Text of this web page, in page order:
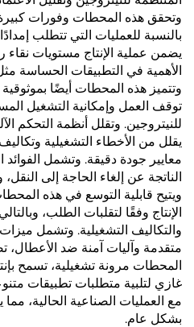
وتحقق هذه المحطات وفورات
بالنسبة للعمليات التي تتطلب
يضمن عملية الإنتاج مستويات نقاء
الأهمية في التطبيقات الحساسة مثل
وتتميز هذه المحطات أيضًا
توقف العمل وإمكانية التشغيل
للنيتروجين. وتقلل أنظمة التحكم
يقلل من الأخطاء التشغيلية
معايير جودة دقيقة. وتشمل الفوائد
الناتجة عن إلغاء الحاجة إلى
ويتيح قابلية التوسع في هذه
الإنتاج وفقًا لتقلبات الطلب،
والتكاليف التشغيلية. وتشمل
متقدمة وآليات آمنة ضد الأعطال،
المحطات مرونة تشغيلية، تسمح
غازي لتلبية متطلبات تطبيقات
مع العمليات الصناعية الحالية، مما
بشكل عام.